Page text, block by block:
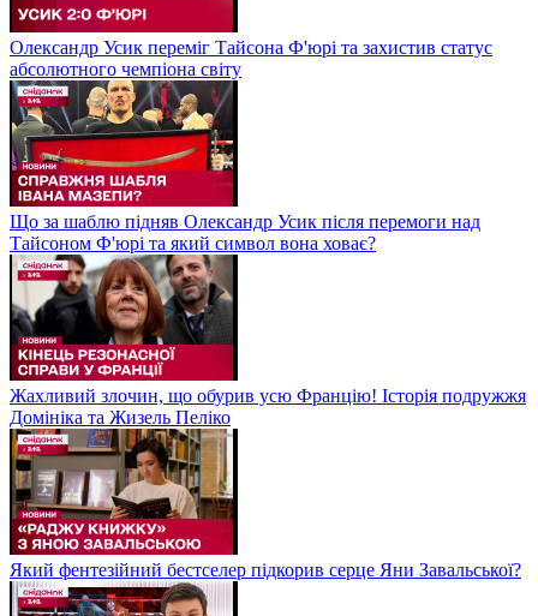
Олександр Усик переміг Тайсона Ф'юрі та захистив статус
абсолютного чемпіона світу
Що за шаблю підняв Олександр Усик після перемоги над
Тайсоном Ф'юрі та який символ вона ховає?
Жахливий злочин, що обурив усю Францію! Історія подружжя
Домініка та Жизель Пеліко
Який фентезійний бестселер підкорив серце Яни Завальської?